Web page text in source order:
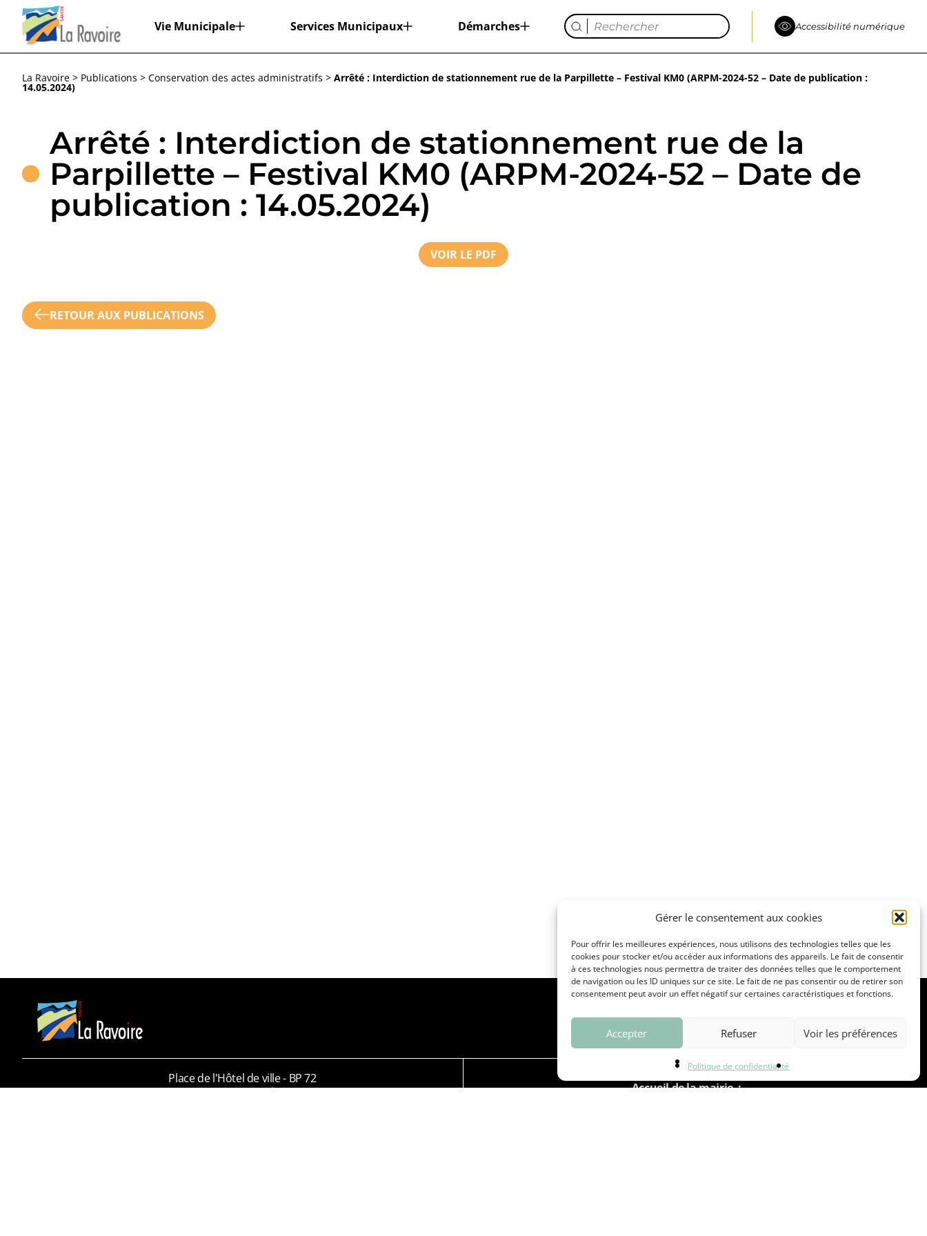
Gérer le consentement aux cookies
Pour offrir les meilleures expériences, nous utilisons des technologies telles que les
cookies pour stocker et/ou accéder aux informations des appareils. Le fait de consentir
à ces technologies nous permettra de traiter des données telles que le comportement
de navigation ou les ID uniques sur ce site. Le fait de ne pas consentir ou de retirer son
consentement peut avoir un effet négatif sur certaines caractéristiques et fonctions.
Accepter Refuser Voir les préférences
Politique de confidentialité
Vie Municipale Services Municipaux Démarches Accessibilité numérique
Aa Espace Réinitialiser
La Ravoire > Publications > Conservation des actes administratifs > Arrêté : Interdiction de stationnement rue de la Parpillette – Festival KM0 (ARPM-2024-52 – Date de publication :
14.05.2024)
Arrêté : Interdiction de stationnement rue de la
Parpillette – Festival KM0 (ARPM-2024-52 – Date de
publication : 14.05.2024)
VOIR LE PDF
RETOUR AUX PUBLICATIONS
Place de l'Hôtel de ville - BP 72
73490 La Ravoire
Accueil de la mairie :